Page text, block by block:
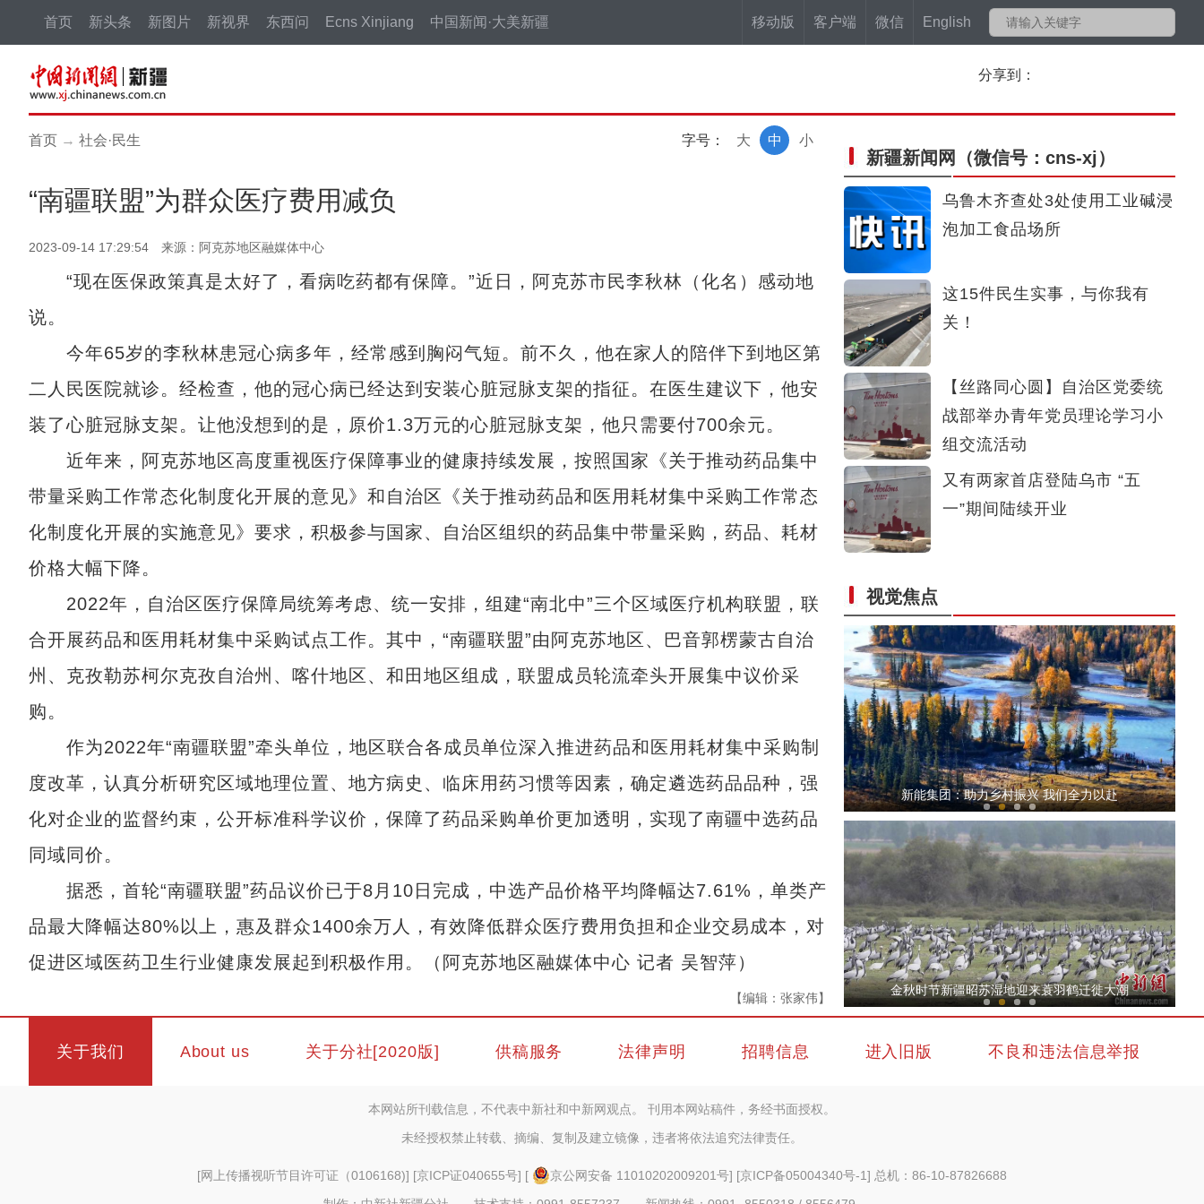
移动版 客户端 微信 English
首页 新头条 新图片 新视界 东西问 Ecns Xinjiang 中国新闻·大美新疆
分享到：
首页 → 社会·民生 字号： 小
中
大
“南疆联盟”为群众医疗费用减负
2023-09-14 17:29:54 来源：阿克苏地区融媒体中心
“现在医保政策真是太好了，看病吃药都有保障。”近日，阿克苏市民李秋林（化名）感动地
说。
今年65岁的李秋林患冠心病多年，经常感到胸闷气短。前不久，他在家人的陪伴下到地区第
二人民医院就诊。经检查，他的冠心病已经达到安装心脏冠脉支架的指征。在医生建议下，他安
装了心脏冠脉支架。让他没想到的是，原价1.3万元的心脏冠脉支架，他只需要付700余元。
近年来，阿克苏地区高度重视医疗保障事业的健康持续发展，按照国家《关于推动药品集中
带量采购工作常态化制度化开展的意见》和自治区《关于推动药品和医用耗材集中采购工作常态
化制度化开展的实施意见》要求，积极参与国家、自治区组织的药品集中带量采购，药品、耗材
价格大幅下降。
2022年，自治区医疗保障局统筹考虑、统一安排，组建“南北中”三个区域医疗机构联盟，联
合开展药品和医用耗材集中采购试点工作。其中，“南疆联盟”由阿克苏地区、巴音郭楞蒙古自治
州、克孜勒苏柯尔克孜自治州、喀什地区、和田地区组成，联盟成员轮流牵头开展集中议价采
购。
作为2022年“南疆联盟”牵头单位，地区联合各成员单位深入推进药品和医用耗材集中采购制
度改革，认真分析研究区域地理位置、地方病史、临床用药习惯等因素，确定遴选药品品种，强
化对企业的监督约束，公开标准科学议价，保障了药品采购单价更加透明，实现了南疆中选药品
同域同价。
据悉，首轮“南疆联盟”药品议价已于8月10日完成，中选产品价格平均降幅达7.61%，单类产
品最大降幅达80%以上，惠及群众1400余万人，有效降低群众医疗费用负担和企业交易成本，对
促进区域医药卫生行业健康发展起到积极作用。（阿克苏地区融媒体中心 记者 吴智萍）
【编辑：张家伟】
新疆新闻网 （微信号：cns-xj）
乌鲁木齐查处3处使用工业碱浸
泡加工食品场所
这15件民生实事，与你我有
关！
【丝路同心圆】自治区党委统
战部举办青年党员理论学习小
组交流活动
又有两家首店登陆乌市 “五
一”期间陆续开业
视觉焦点
“离海最远”的新疆，为何能养“海鲜”？
【最华人】“一带一路”上的华侨马大姐一家
新能集团：助力乡村振兴 我们全力以赴
新疆禾木：云雾笼罩显秋意
金秋时节新疆昭苏湿地迎来蓑羽鹤迁徙大潮
关于我们 About us 关于分社[2020版] 供稿服务 法律声明 招聘信息 进入旧版 不良和违法信息举报
本网站所刊载信息，不代表中新社和中新网观点。 刊用本网站稿件，务经书面授权。
未经授权禁止转载、摘编、复制及建立镜像，违者将依法追究法律责任。
[网上传播视听节目许可证（0106168)] [京ICP证040655号] [ 京公网安备 11010202009201号] [京ICP备05004340号-1] 总机：86-10-87826688